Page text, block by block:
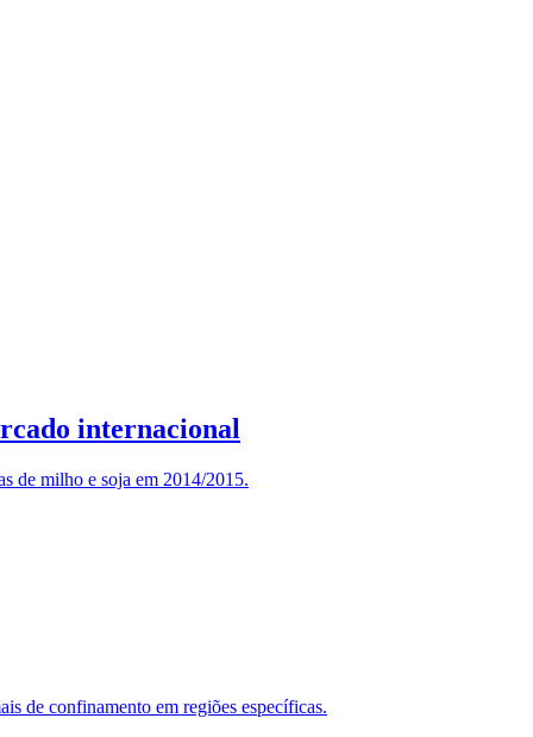
internacional
de milho e soja em 2014/2015.
de confinamento em regiões específicas.